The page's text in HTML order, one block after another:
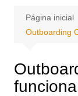
Página inicial
Outboarding
funciona